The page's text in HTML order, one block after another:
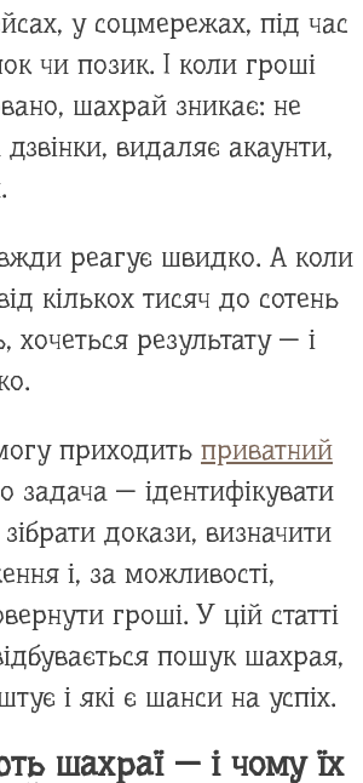
у соцмережах, під час
чи позик. І коли гроші
шахрай зникає: не
дзвінки, видаляє акаунти,
реагує швидко. А коли
кількох тисяч до сотень
хочеться результату — і
приходить приватний
задача — ідентифікувати
докази, визначити
і, за можливості,
гроші. У цій статті
пошук шахрая,
і які є шанси на успіх.
шахраї — і чому їх